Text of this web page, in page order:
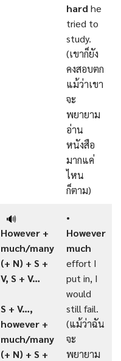
hard he
tried to
study.
(เขาก็ยัง
คงสอบตก
แม้ว่าเขา
จะ
พยายาม
อ่าน
หนังสือ
มากแค่
ไหน
ก็ตาม)
🔊
However +
much/many
(+ N) + S +
V, S + V…
S + V…,
however +
much/many
(+ N) + S +
•
However
much
effort I
put in, I
would
still fail.
(แม้ว่าฉัน
จะ
พยายาม